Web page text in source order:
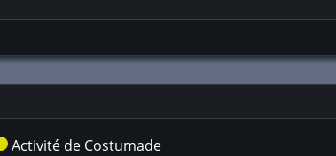
Activité de Costumade